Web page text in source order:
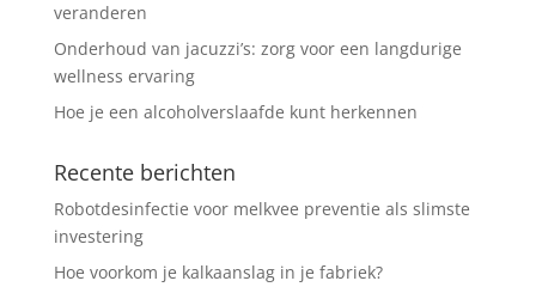
veranderen
Onderhoud van jacuzzi’s: zorg voor een langdurige
wellness ervaring
Hoe je een alcoholverslaafde kunt herkennen
Recente berichten
Robotdesinfectie voor melkvee preventie als slimste
investering
Hoe voorkom je kalkaanslag in je fabriek?